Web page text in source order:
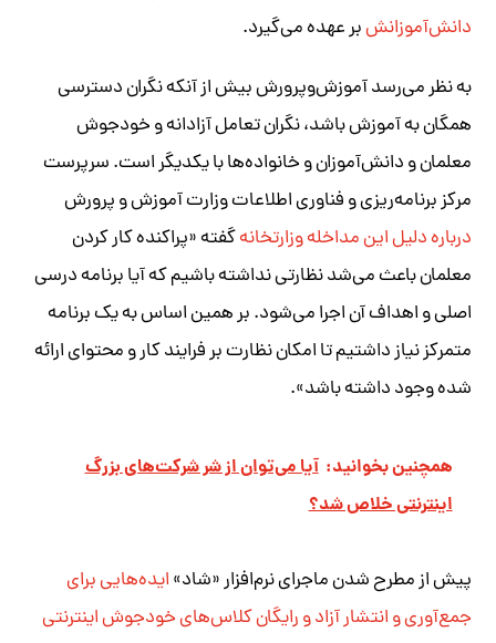
دانش‌آموزانشبر عهده می‌گیرد.
به نظر می‌رسد آموزش‌وپرورش بیش از آنکه نگران دسترسی
همگان به آموزش باشد، نگران تعامل آزادانه و خودجوش
معلمان و دانش‌آموزان و خانواده‌ها با یکدیگر است. سرپرست
مرکز برنامه‌ریزی و فناوری اطلاعات وزارت آموزش و پرورش
درباره دلیل این مداخله وزارتخانهگفته «پراکنده کار کردن
معلمان باعث می‌شد نظارتی نداشته باشیم که آیا برنامه درسی
اصلی و اهداف آن اجرا می‌شود. بر همین اساس به یک برنامه
متمرکز نیاز داشتیم تا امکان نظارت بر فرایند کار و محتوای ارائه
شده وجود داشته باشد».
همچنین بخوانید: آیا می‌توان از شر شرکت‌های بزرگ
اینترنتی خلاص شد؟
پیش از مطرح شدن ماجرای نرم‌افزار «شاد»ایده‌هایی برای
جمع‌آوری و انتشار آزاد و رایگان کلاس‌های خود‌جوش اینترنتی